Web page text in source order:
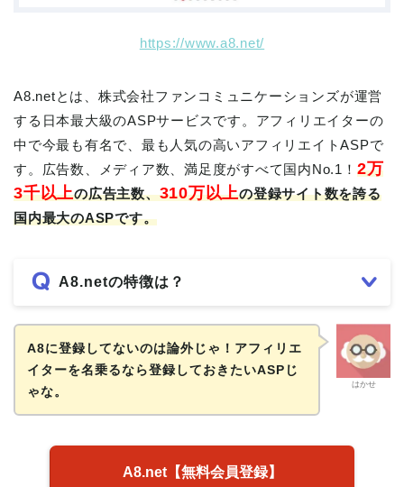
https://www.a8.net/
A8.netとは、株式会社ファンコミュニケーションズが運営
する日本最大級のASPサービスです。アフィリエイターの
中で今最も有名で、最も人気の高いアフィリエイトASPで
す。広告数、メディア数、満足度がすべて国内No.1！ 2万
3千以上の広告主数、310万以上の登録サイト数を誇る
国内最大のASPです。
A8.netの特徴は？
はかせ
A8に登録してないのは論外じゃ！アフィリエ
イターを名乗るなら登録しておきたいASPじ
ゃな。
A8.net【無料会員登録】